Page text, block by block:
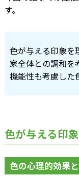
す。
色が与える印象を
家全体との調和を
機能性も考慮した
色が与える印
色の心理的効果